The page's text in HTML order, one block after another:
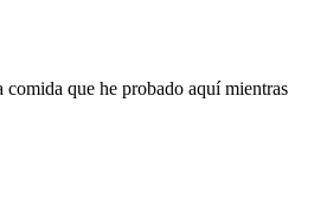
que he probado aquí mientras